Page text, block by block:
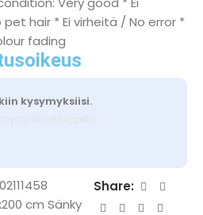
hair * Ei virheitä / No error *
fading
kysymyksiisi.
WhatsAppilla
02111458
cm Sänky
Share: